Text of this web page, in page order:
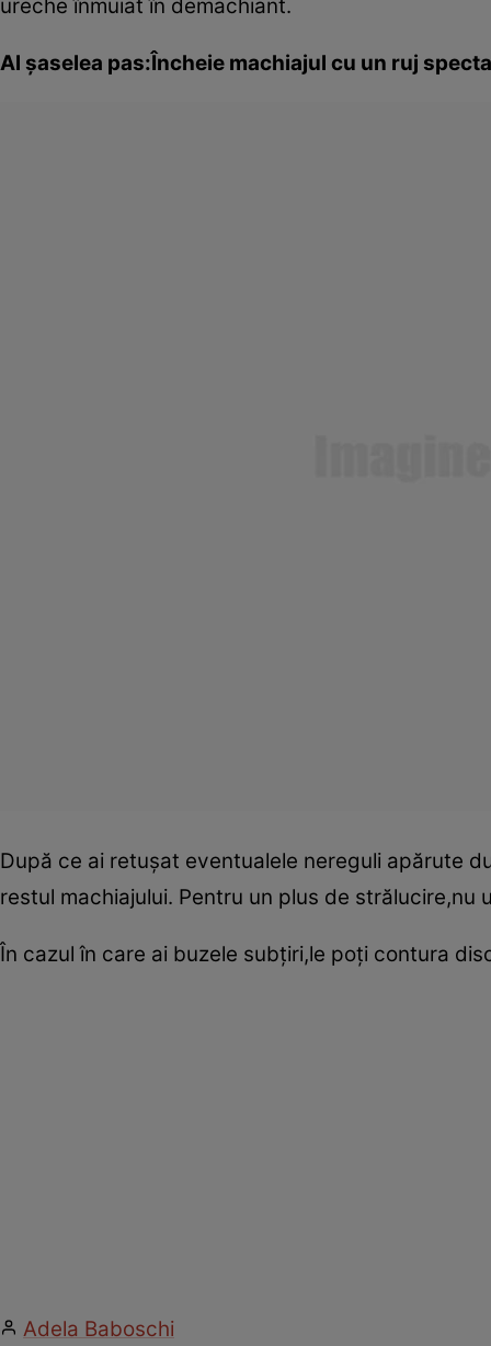
ureche înmuiat în demachiant.
Al şaselea pas:Încheie machiajul cu un ruj
După ce ai retuşat eventualele nereguli apărute
restul machiajului. Pentru un plus de strălucire,nu
În cazul în care ai buzele subţiri,le poţi contura
Adela Baboschi